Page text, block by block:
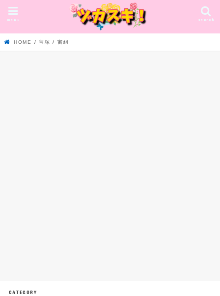
search
menu
HOME 宝塚 宙組